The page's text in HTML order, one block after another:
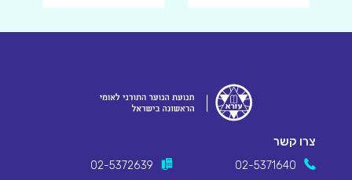
צרו קשר
02-5371640
02-5372639